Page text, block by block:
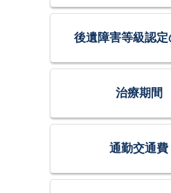
後遺障害等級認
治療期間
通勤交通費